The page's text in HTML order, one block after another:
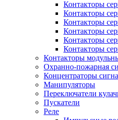
Контакторы
Контакторы
Контакторы
Контакторы
Контакторы
Контакторы
Контакторы
Охранно-пожарная
Концентраторы
Манипуляторы
Переключатели
Пускатели
Реле